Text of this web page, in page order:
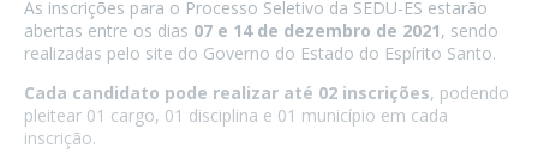
As inscrições para o Processo Seletivo da SEDU-ES estarão
abertas entre os dias 07 e 14 de dezembro de 2021, sendo
realizadas pelo site do Governo do Estado do Espírito Santo.
Cada candidato pode realizar até 02 inscrições, podendo
pleitear 01 cargo, 01 disciplina e 01 município em cada
inscrição.